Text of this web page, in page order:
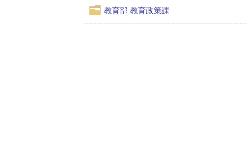
教育部 教育政策課